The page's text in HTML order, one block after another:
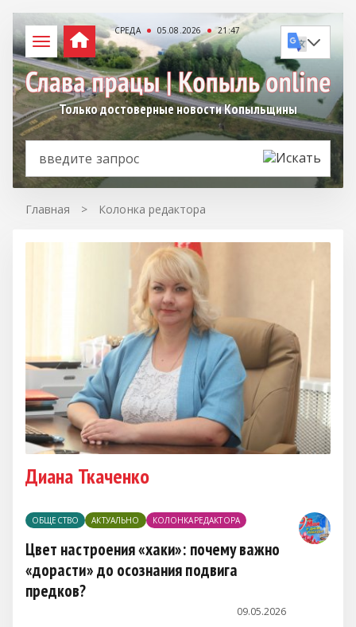
СРЕДА 05.08.2026 21:47
Только достоверные новости Копыльщины
Главная > Колонка редактора
Диана Ткаченко
ОБЩЕСТВО АКТУАЛЬНО КОЛОНКАРЕДАКТОРА
Цвет настроения «хаки»: почему важно
«дорасти» до осознания подвига
предков?
09.05.2026